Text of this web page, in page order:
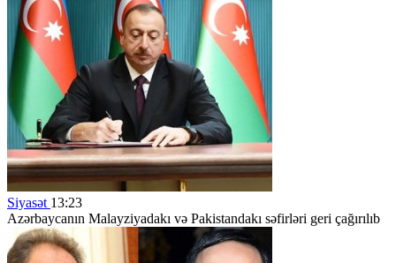
Siyasət 13:23
Azərbaycanın Malayziyadakı və Pakistandakı səfirləri geri çağırılıb